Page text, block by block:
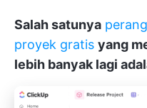
Salah satunya
proyek gratis yang
lebih banyak lagi